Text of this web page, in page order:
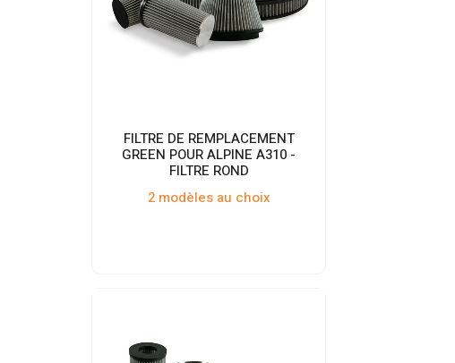
FILTRE DE REMPLACEMENT
GREEN POUR ALPINE A310 -
FILTRE ROND
2 modèles au choix